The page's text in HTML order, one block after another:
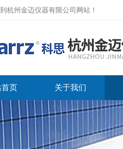
杭州金迈仪器有限公司网站 ！
首页 关于我们